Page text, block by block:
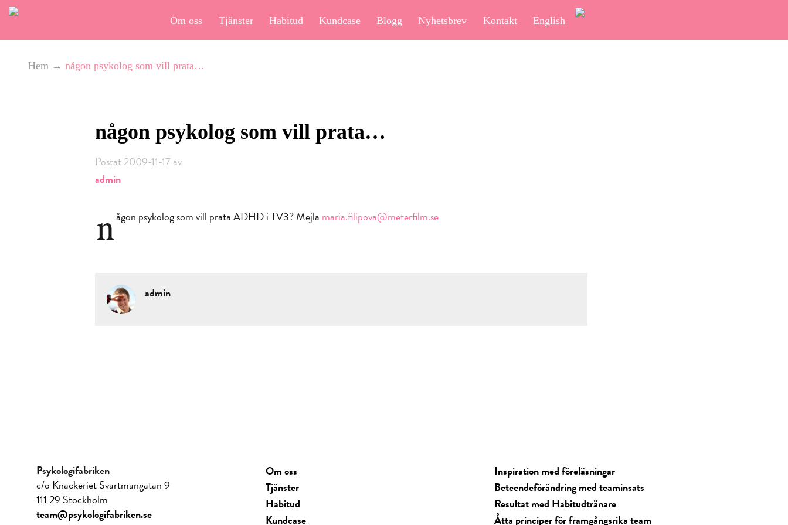
Om oss Tjänster Habitud Kundcase Blogg Nyhetsbrev Kontakt English
Hem → någon psykolog som vill prata…
någon psykolog som vill prata…
Postat 2009-11-17 av
admin
någon psykolog som vill prata ADHD i TV3? Mejla maria.filipova@meterfilm.se
admin
Psykologifabriken
c/o Knackeriet Svartmangatan 9
111 29 Stockholm
team@psykologifabriken.se
Om oss
Tjänster
Habitud
Kundcase
Inspiration med föreläsningar
Beteendeförändring med teaminsats
Resultat med Habitudtränare
Åtta principer för framgångsrika team